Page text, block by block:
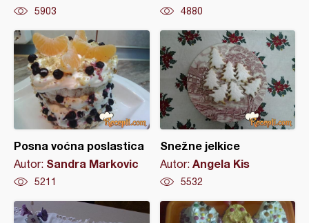
5903 4880
Posna voćna poslastica
Autor: Sandra Markovic
5211
Snežne jelkice
Autor: Angela Kis
5532